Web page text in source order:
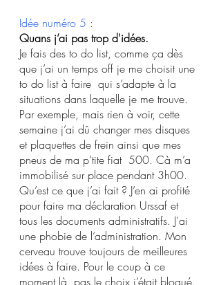
Idée numéro 5 :
Quans j’ai pas trop d'idées.
Je fais des to do list, comme ça dès
que j’ai un temps off je me choisit une
to do list à faire  qui s’adapte à la
situations dans laquelle je me trouve.
Par exemple, mais rien à voir, cette
semaine j’ai dû changer mes disques
et plaquettes de frein ainsi que mes
pneus de ma p’tite fiat  500. Cà m’a
immobilisé sur place pendant 3h00.
Qu’est ce que j’ai fait ? J’en ai profité
pour faire ma déclaration Urssaf et
tous les documents administratifs. J'ai
une phobie de l’administration. Mon
cerveau trouve toujours de meilleures
idées à faire. Pour le coup à ce
moment là  pas le choix j’était bloqué.